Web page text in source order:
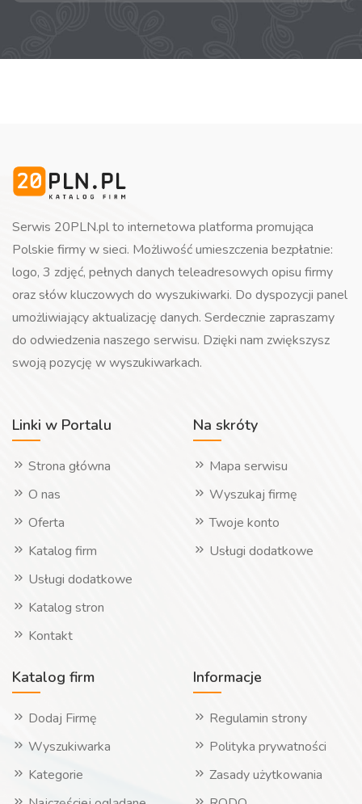
Serwis 20PLN.pl to internetowa platforma promująca
Polskie firmy w sieci. Możliwość umieszczenia bezpłatnie:
logo, 3 zdjęć, pełnych danych teleadresowych opisu firmy
oraz słów kluczowych do wyszukiwarki. Do dyspozycji panel
umożliwiający aktualizację danych. Serdecznie zapraszamy
do odwiedzenia naszego serwisu. Dzięki nam zwiększysz
swoją pozycję w wyszukiwarkach.
Linki w Portalu
Strona główna
O nas
Oferta
Katalog firm
Usługi dodatkowe
Katalog stron
Kontakt
Na skróty
Mapa serwisu
Wyszukaj firmę
Twoje konto
Usługi dodatkowe
Katalog firm
Dodaj Firmę
Wyszukiwarka
Kategorie
Informacje
Regulamin strony
Polityka prywatności
Zasady użytkowania